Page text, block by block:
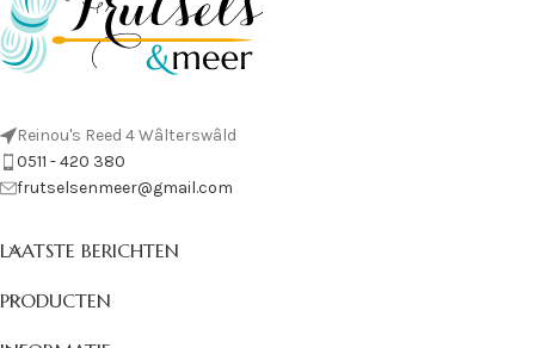
Reinou's Reed 4 Wâlterswâld
0511 - 420 380
frutselsenmeer@gmail.com
LAATSTE BERICHTEN
PRODUCTEN